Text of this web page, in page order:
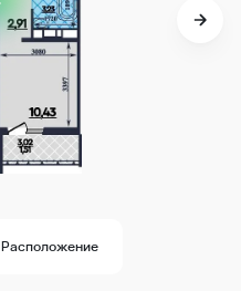
Расположение